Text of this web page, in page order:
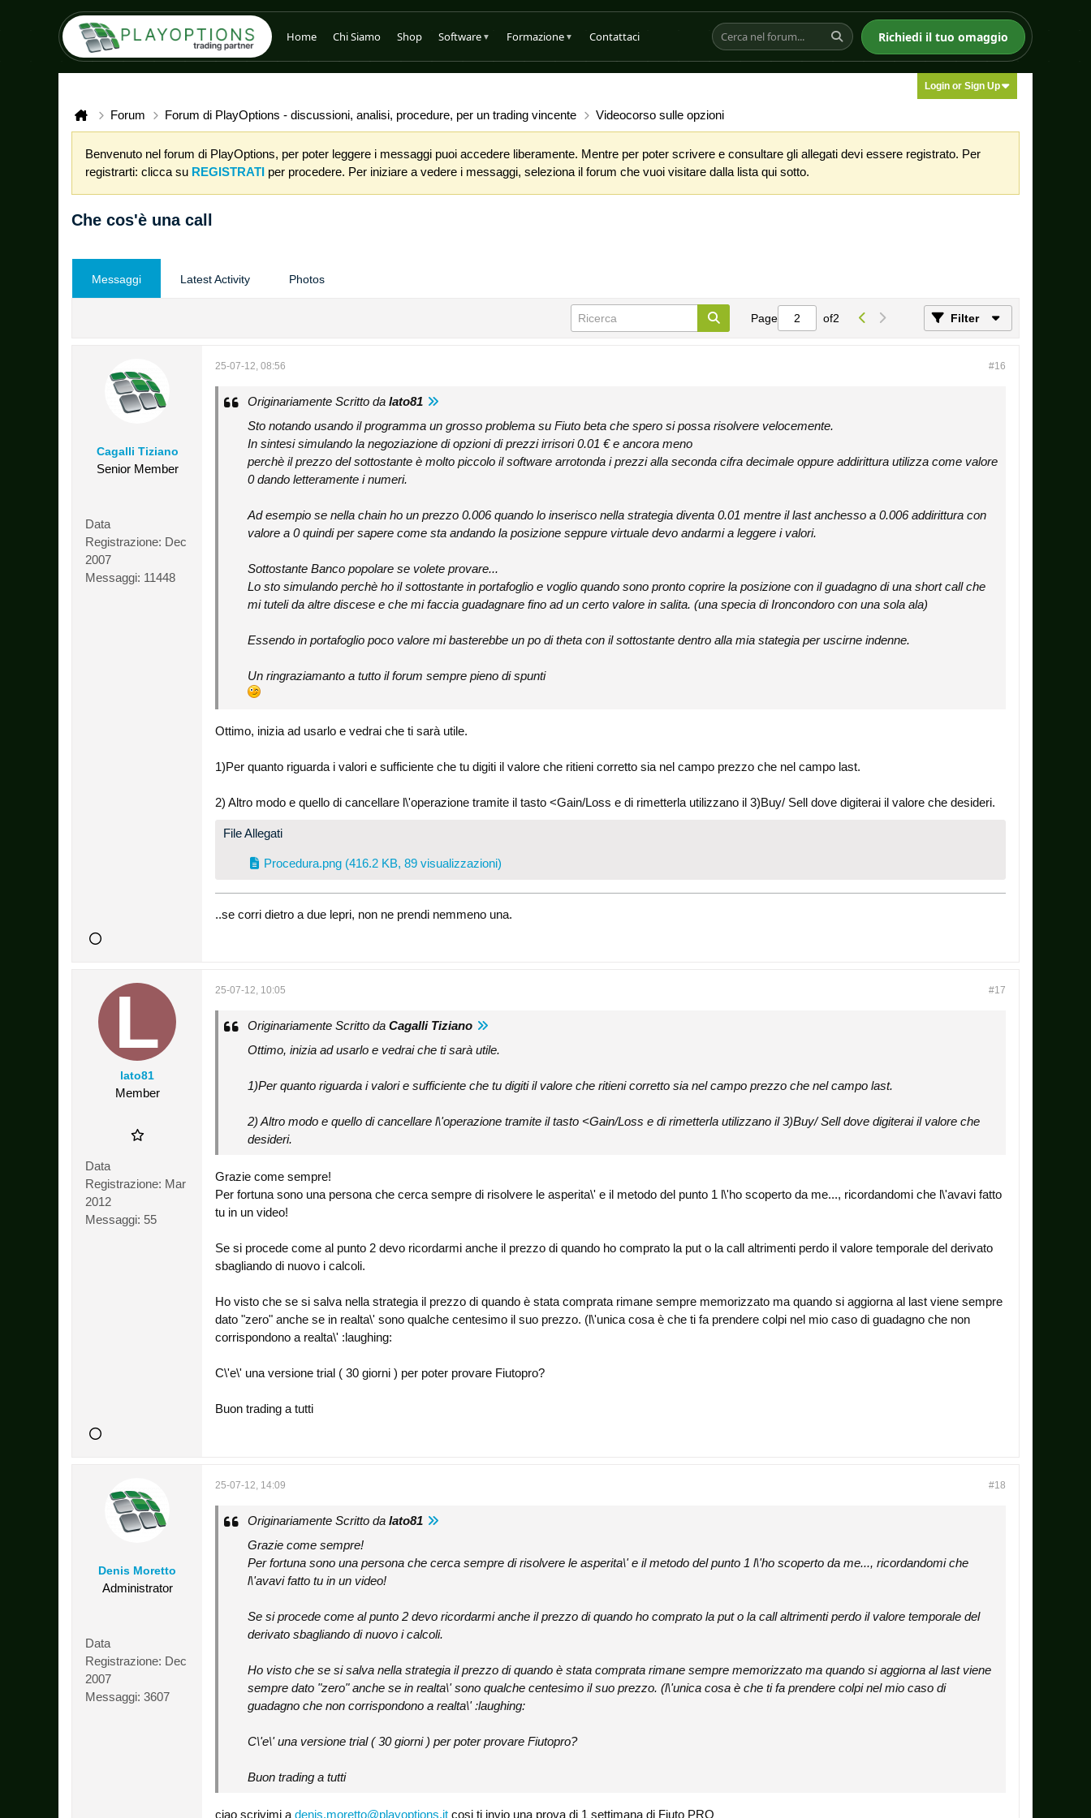
Home Chi Siamo Shop Software ▼ Formazione ▼ Contattaci Richiedi il tuo omaggio
Login or Sign Up
Forum Forum di PlayOptions - discussioni, analisi, procedure, per un trading vincente Videocorso sulle opzioni
Benvenuto nel forum di PlayOptions, per poter leggere i messaggi puoi accedere liberamente. Mentre per poter scrivere e consultare gli allegati devi essere registrato. Per
registrarti: clicca su REGISTRATI per procedere. Per iniziare a vedere i messaggi, seleziona il forum che vuoi visitare dalla lista qui sotto.
Che cos'è una call
Messaggi Latest Activity Photos
Page of2 Filter
Cagalli Tiziano
Senior Member
Data
Registrazione: Dec
2007
Messaggi: 11448
#16
25-07-12, 08:56
Originariamente Scritto da lato81
Sto notando usando il programma un grosso problema su Fiuto beta che spero si possa risolvere velocemente.
In sintesi simulando la negoziazione di opzioni di prezzi irrisori 0.01 € e ancora meno
perchè il prezzo del sottostante è molto piccolo il software arrotonda i prezzi alla seconda cifra decimale oppure addirittura utilizza come valore
0 dando letteramente i numeri.
Ad esempio se nella chain ho un prezzo 0.006 quando lo inserisco nella strategia diventa 0.01 mentre il last anchesso a 0.006 addirittura con
valore a 0 quindi per sapere come sta andando la posizione seppure virtuale devo andarmi a leggere i valori.
Sottostante Banco popolare se volete provare...
Lo sto simulando perchè ho il sottostante in portafoglio e voglio quando sono pronto coprire la posizione con il guadagno di una short call che
mi tuteli da altre discese e che mi faccia guadagnare fino ad un certo valore in salita. (una specia di Ironcondoro con una sola ala)
Essendo in portafoglio poco valore mi basterebbe un po di theta con il sottostante dentro alla mia stategia per uscirne indenne.
Un ringraziamanto a tutto il forum sempre pieno di spunti
Ottimo, inizia ad usarlo e vedrai che ti sarà utile.
1)Per quanto riguarda i valori e sufficiente che tu digiti il valore che ritieni corretto sia nel campo prezzo che nel campo last.
2) Altro modo e quello di cancellare l\'operazione tramite il tasto <Gain/Loss e di rimetterla utilizzano il 3)Buy/ Sell dove digiterai il valore che desideri.
File Allegati
Procedura.png (416.2 KB, 89 visualizzazioni)
..se corri dietro a due lepri, non ne prendi nemmeno una.
lato81
Member
Data
Registrazione: Mar
2012
Messaggi: 55
#17
25-07-12, 10:05
Originariamente Scritto da Cagalli Tiziano
Ottimo, inizia ad usarlo e vedrai che ti sarà utile.
1)Per quanto riguarda i valori e sufficiente che tu digiti il valore che ritieni corretto sia nel campo prezzo che nel campo last.
2) Altro modo e quello di cancellare l\'operazione tramite il tasto <Gain/Loss e di rimetterla utilizzano il 3)Buy/ Sell dove digiterai il valore che
desideri.
Grazie come sempre!
Per fortuna sono una persona che cerca sempre di risolvere le asperita\' e il metodo del punto 1 l\'ho scoperto da me..., ricordandomi che l\'avavi fatto
tu in un video!
Se si procede come al punto 2 devo ricordarmi anche il prezzo di quando ho comprato la put o la call altrimenti perdo il valore temporale del derivato
sbagliando di nuovo i calcoli.
Ho visto che se si salva nella strategia il prezzo di quando è stata comprata rimane sempre memorizzato ma quando si aggiorna al last viene sempre
dato "zero" anche se in realta\' sono qualche centesimo il suo prezzo. (l\'unica cosa è che ti fa prendere colpi nel mio caso di guadagno che non
corrispondono a realta\' :laughing:
C\'e\' una versione trial ( 30 giorni ) per poter provare Fiutopro?
Buon trading a tutti
Denis Moretto
Administrator
Data
Registrazione: Dec
2007
Messaggi: 3607
#18
25-07-12, 14:09
Originariamente Scritto da lato81
Grazie come sempre!
Per fortuna sono una persona che cerca sempre di risolvere le asperita\' e il metodo del punto 1 l\'ho scoperto da me..., ricordandomi che
l\'avavi fatto tu in un video!
Se si procede come al punto 2 devo ricordarmi anche il prezzo di quando ho comprato la put o la call altrimenti perdo il valore temporale del
derivato sbagliando di nuovo i calcoli.
Ho visto che se si salva nella strategia il prezzo di quando è stata comprata rimane sempre memorizzato ma quando si aggiorna al last viene
sempre dato "zero" anche se in realta\' sono qualche centesimo il suo prezzo. (l\'unica cosa è che ti fa prendere colpi nel mio caso di
guadagno che non corrispondono a realta\' :laughing:
C\'e\' una versione trial ( 30 giorni ) per poter provare Fiutopro?
Buon trading a tutti
ciao scrivimi a denis.moretto@playoptions.it cosi ti invio una prova di 1 settimana di Fiuto PRO